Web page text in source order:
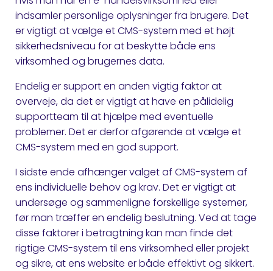
indsamler personlige oplysninger fra brugere. Det
er vigtigt at vælge et CMS-system med et højt
sikkerhedsniveau for at beskytte både ens
virksomhed og brugernes data.
Endelig er support en anden vigtig faktor at
overveje, da det er vigtigt at have en pålidelig
supportteam til at hjælpe med eventuelle
problemer. Det er derfor afgørende at vælge et
CMS-system med en god support.
I sidste ende afhænger valget af CMS-system af
ens individuelle behov og krav. Det er vigtigt at
undersøge og sammenligne forskellige systemer,
før man træffer en endelig beslutning. Ved at tage
disse faktorer i betragtning kan man finde det
rigtige CMS-system til ens virksomhed eller projekt
og sikre, at ens website er både effektivt og sikkert.